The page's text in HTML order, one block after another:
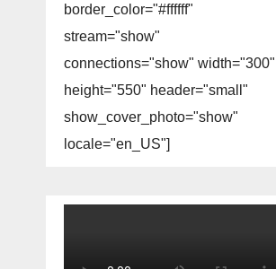
border_color="#ffffff"
stream="show"
connections="show" width="300"
height="550" header="small"
show_cover_photo="show"
locale="en_US"]